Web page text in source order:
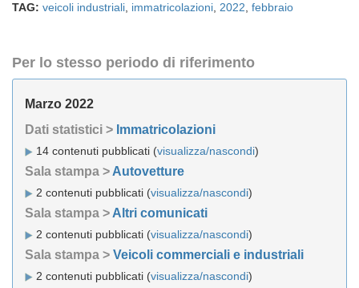
TAG: veicoli industriali immatricolazioni 2022 febbraio
Per lo stesso periodo di riferimento
Marzo 2022
Dati statistici > Immatricolazioni
14 contenuti pubblicati (visualizza/nascondi)
Sala stampa > Autovetture
2 contenuti pubblicati (visualizza/nascondi)
Sala stampa > Altri comunicati
2 contenuti pubblicati (visualizza/nascondi)
Sala stampa > Veicoli commerciali e industriali
2 contenuti pubblicati (visualizza/nascondi)